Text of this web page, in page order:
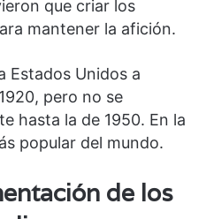
que criar los
mantener la afición.
Estados Unidos a
pero no se
hasta la de 1950. En la
popular del mundo.
de los